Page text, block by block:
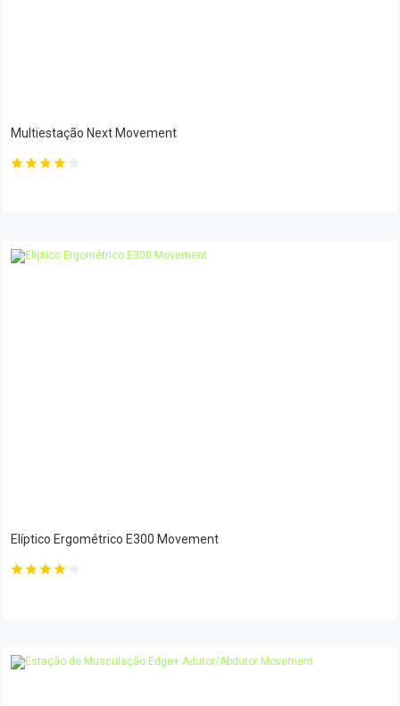
Multiestação Next Movement
Elíptico Ergométrico E300 Movement